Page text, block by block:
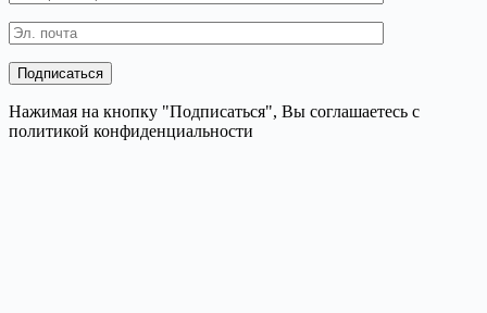
Нажимая на кнопку "Подписаться", Вы соглашаетесь с
политикой конфиденциальности